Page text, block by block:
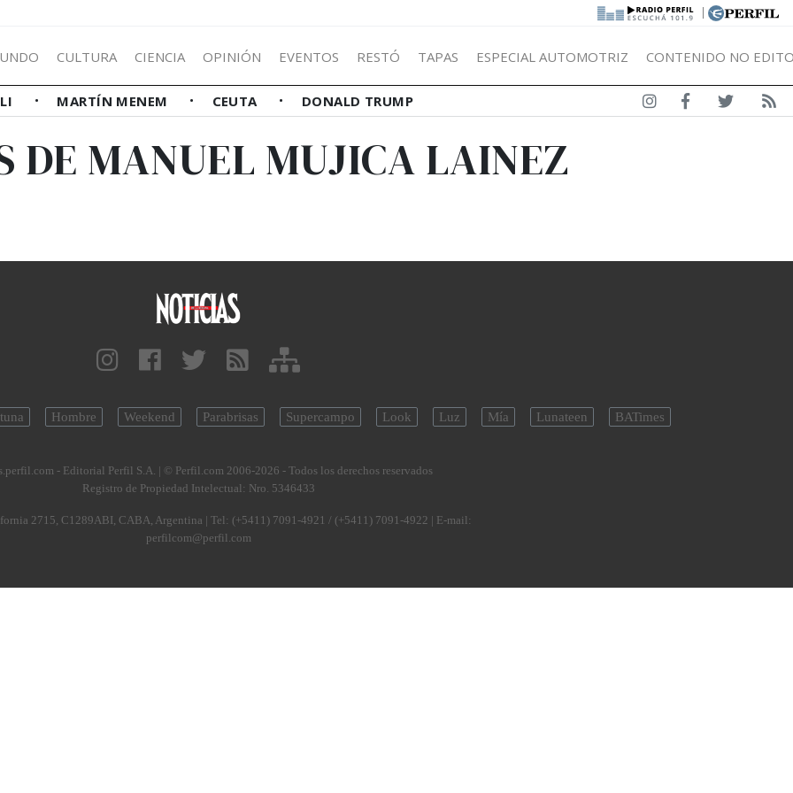
|
CULTURA CIENCIA OPINIÓN EVENTOS RESTÓ TAPAS ESPECIAL AUTOMOTRIZ CONTENIDO NO
MARTÍN MENEM CEUTA DONALD TRUMP
DE MANUEL MUJICA LAINEZ
Hombre Weekend Parabrisas Supercampo Look Luz Mía Lunateen BATimes
- Editorial Perfil S.A. | © Perfil.com 2006-2026 - Todos los derechos reservados
Registro de Propiedad Intelectual: Nro. 5346433
2715, C1289ABI, CABA, Argentina | Tel: (+5411) 7091-4921 / (+5411) 7091-4922 | E-mail:
perfilcom@perfil.com